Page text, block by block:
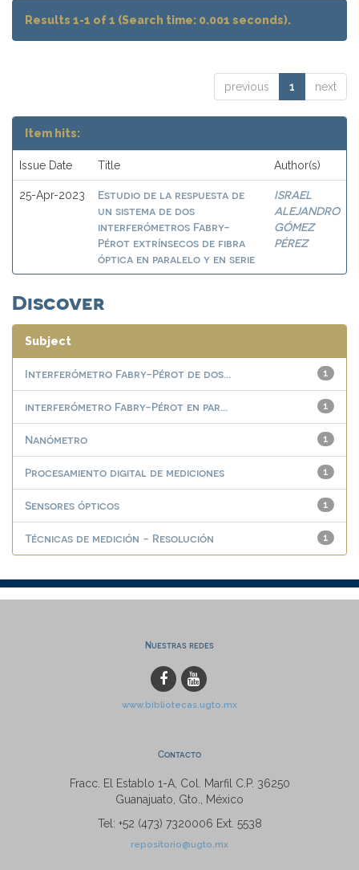
Results 1-1 of 1 (Search time: 0.001 seconds).
previous 1 next
Item hits:
Issue Date Title Author(s)
25-Apr-2023
Estudio de la respuesta de
un sistema de dos
interferómetros Fabry-
Pérot extrínsecos de fibra
óptica en paralelo y en serie
ISRAEL
ALEJANDRO
GÓMEZ
PÉREZ
Discover
Subject
1
Interferómetro Fabry-Pérot de dos...
1
interferómetro Fabry-Pérot en par...
1
Nanómetro
1
Procesamiento digital de mediciones
1
Sensores ópticos
1
Técnicas de medición - Resolución
Nuestras redes
www.bibliotecas.ugto.mx
Contacto
Fracc. El Establo 1-A, Col. Marfil C.P. 36250
Guanajuato, Gto., México
Tel: +52 (473) 7320006 Ext. 5538
repositorio@ugto.mx